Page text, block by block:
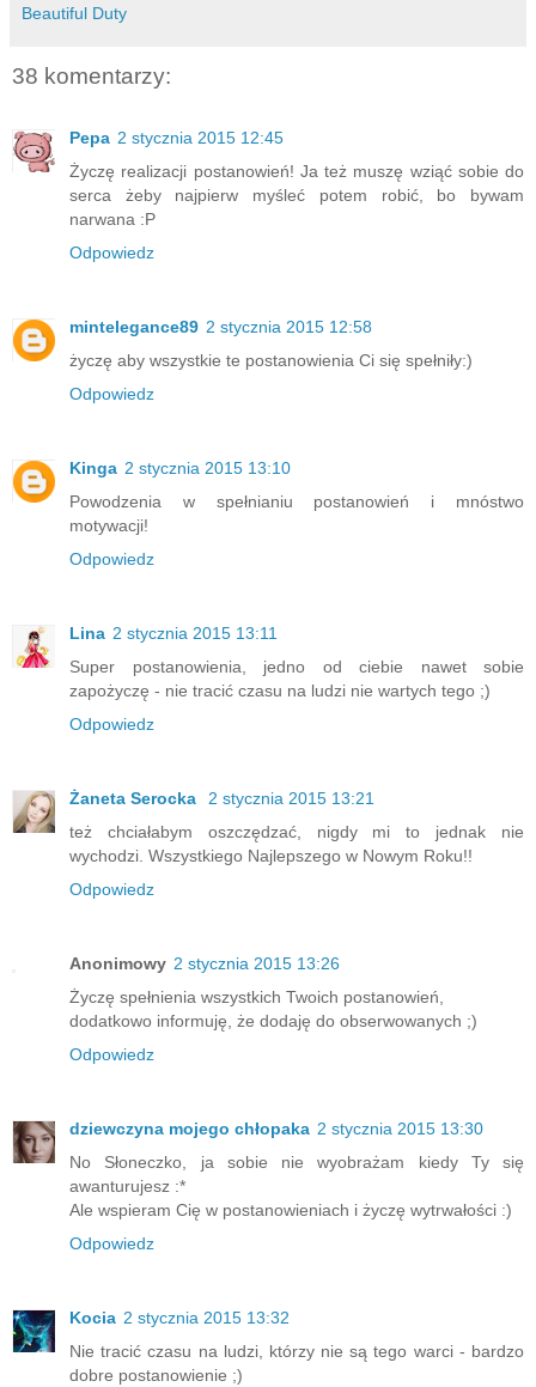
Beautiful Duty
38 komentarzy:
Pepa 2 stycznia 2015 12:45
Życzę realizacji postanowień! Ja też muszę wziąć sobie do
serca żeby najpierw myśleć potem robić, bo bywam
narwana :P
Odpowiedz
mintelegance89 2 stycznia 2015 12:58
życzę aby wszystkie te postanowienia Ci się spełniły:)
Odpowiedz
Kinga 2 stycznia 2015 13:10
Powodzenia w spełnianiu postanowień i mnóstwo
motywacji!
Odpowiedz
Lina 2 stycznia 2015 13:11
Super postanowienia, jedno od ciebie nawet sobie
zapożyczę - nie tracić czasu na ludzi nie wartych tego ;)
Odpowiedz
Żaneta Serocka
2 stycznia 2015 13:21
też chciałabym oszczędzać, nigdy mi to jednak nie
wychodzi. Wszystkiego Najlepszego w Nowym Roku!!
Odpowiedz
Anonimowy 2 stycznia 2015 13:26
Życzę spełnienia wszystkich Twoich postanowień,
dodatkowo informuję, że dodaję do obserwowanych ;)
Odpowiedz
dziewczyna mojego chłopaka 2 stycznia 2015 13:30
No Słoneczko, ja sobie nie wyobrażam kiedy Ty się
awanturujesz :*
Ale wspieram Cię w postanowieniach i życzę wytrwałości :)
Odpowiedz
Kocia 2 stycznia 2015 13:32
Nie tracić czasu na ludzi, którzy nie są tego warci - bardzo
dobre postanowienie ;)